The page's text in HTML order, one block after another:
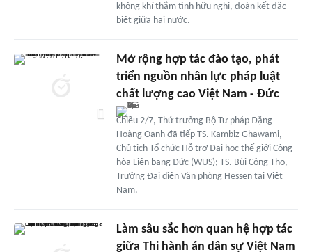
không khí thắm tình hữu nghị, đoàn kết đặc
biệt giữa hai nước.
Mở rộng hợp tác đào tạo, phát
triển nguồn nhân lực pháp luật
chất lượng cao Việt Nam - Đức
Chiều 2/7, Thứ trưởng Bộ Tư pháp Đặng
Hoàng Oanh đã tiếp TS. Kambiz Ghawami,
Chủ tịch Tổ chức Hỗ trợ Đại học thế giới Cộng
hòa Liên bang Đức (WUS); TS. Bùi Công Thọ,
Trưởng Đại diện Văn phòng Hessen tại Việt
Nam.
Làm sâu sắc hơn quan hệ hợp tác
giữa Thi hành án dân sự Việt Nam